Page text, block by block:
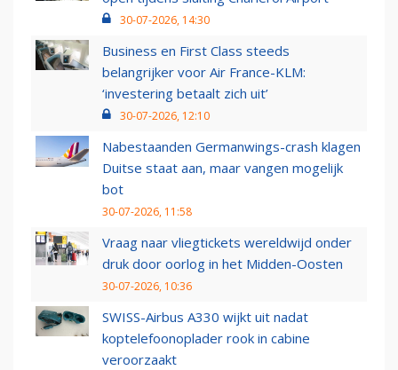
30-07-2026, 14:30
Business en First Class steeds
belangrijker voor Air France-KLM:
‘investering betaalt zich uit’
30-07-2026, 12:10
Nabestaanden Germanwings-crash klagen
Duitse staat aan, maar vangen mogelijk
bot
30-07-2026, 11:58
Vraag naar vliegtickets wereldwijd onder
druk door oorlog in het Midden-Oosten
30-07-2026, 10:36
SWISS-Airbus A330 wijkt uit nadat
koptelefoonoplader rook in cabine
veroorzaakt